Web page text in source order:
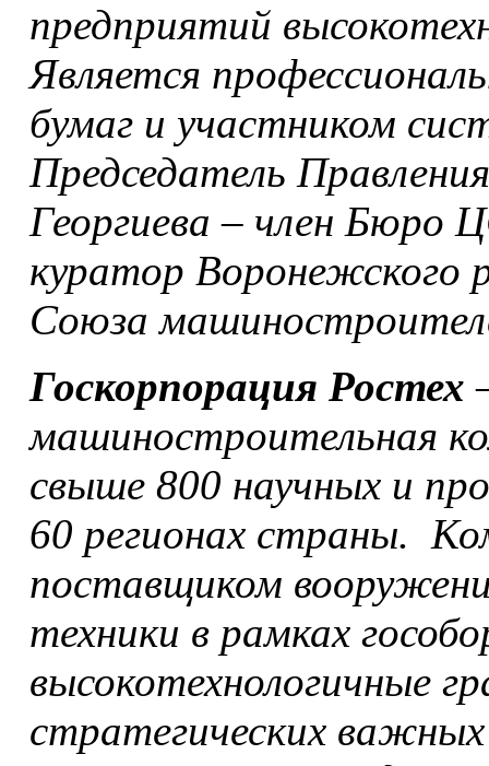
предприятий
Является
бумаг и участником
Председатель
Георгиева – член
куратор Воронежского
Союза
Госкорпорация Ростех
машиностроительная
свыше 800 научных и
60 регионах страны.
поставщиком
техники в рамках
высокотехнологичные
стратегических